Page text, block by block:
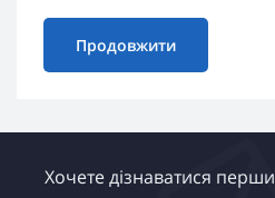
Продовжити
Хочете дізнаватися